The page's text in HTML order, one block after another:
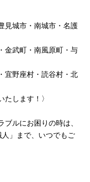
見城市・南城市・名護
金武町・南風原町・与
宜野座村・読谷村・北
たします！〉
ルにお困りの時は、
」まで、いつでもご